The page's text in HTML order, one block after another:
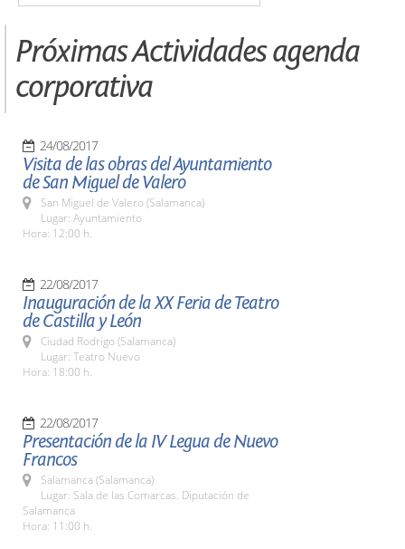
Próximas Actividades agenda
corporativa
24/08/2017
Visita de las obras del Ayuntamiento
de San Miguel de Valero
San Miguel de Valero (Salamanca)
Lugar: Ayuntamiento
Hora: 12:00 h.
22/08/2017
Inauguración de la XX Feria de Teatro
de Castilla y León
Ciudad Rodrigo (Salamanca)
Lugar: Teatro Nuevo
Hora: 18:00 h.
22/08/2017
Presentación de la IV Legua de Nuevo
Francos
Salamanca (Salamanca)
Lugar: Sala de las Comarcas. Diputación de
Salamanca
Hora: 11:00 h.